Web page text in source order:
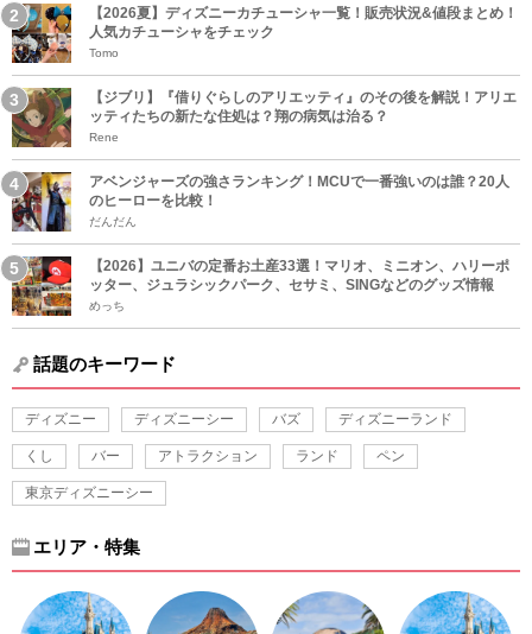
【2026夏】ディズニーカチューシャ一覧！販売状況&値段まとめ！
人気カチューシャをチェック
Tomo
【ジブリ】『借りぐらしのアリエッティ』のその後を解説！アリエ
ッティたちの新たな住処は？翔の病気は治る？
Rene
アベンジャーズの強さランキング！MCUで一番強いのは誰？20人
のヒーローを比較！
だんだん
【2026】ユニバの定番お土産33選！マリオ、ミニオン、ハリーポ
ッター、ジュラシックパーク、セサミ、SINGなどのグッズ情報
めっち
話題のキーワード
ディズニー ディズニーシー バズ ディズニーランド
くし バー アトラクション ランド ペン
東京ディズニーシー
エリア・特集